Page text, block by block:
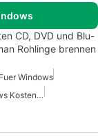
CD, DVD und Blu-
Rohlinge brennen
Windows
Cd Dvd Brennen Für Windows Kostenlos